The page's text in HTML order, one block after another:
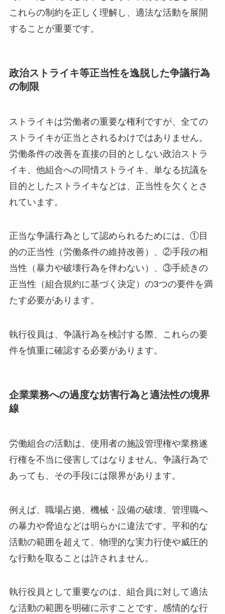
これらの制約を正しく理解し、適法な活動を展開
することが重要です。
政治ストライキ等正当性を逸脱した争議行為
の制限
ストライキは労働者の重要な権利ですが、全ての
ストライキが正当とされるわけではありません。
労働条件の改善を直接の目的としない政治ストラ
イキ、他組合への同情ストライキ、単なる抗議を
目的としたストライキなどは、正当性を欠くとさ
れています。
正当な争議行為として認められるためには、①目
的の正当性（労働条件の維持改善）、②手段の相
当性（暴力や破壊行為を伴わない）、③手続きの
正当性（組合規約に基づく決定）の3つの要件を満
たす必要があります。
執行役員は、争議行為を検討する際、これらの要
件を慎重に確認する必要があります。
企業業務への過度な妨害行為と適法性の境界
線
労働組合の活動は、使用者の施設管理権や業務遂
行権を不当に侵害してはなりません。争議行為で
あっても、その手段には限界があります。
例えば、職場占拠、機械・設備の破壊、管理職へ
の暴力や脅迫などは明らかに違法です。平和的な
活動の範囲を超えて、物理的な実力行使や威圧的
な行動を取ることは許されません。
執行役員として重要なのは、組合員に対して適法
な活動の範囲を明確に示すことです。感情的な行